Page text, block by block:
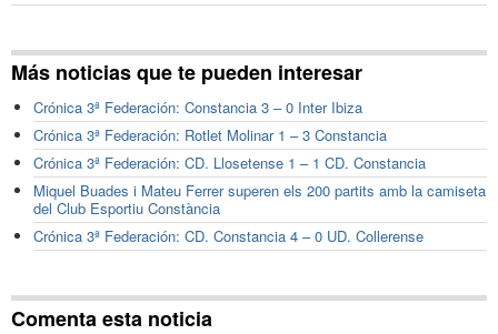
Más noticias que te pueden interesar
Crónica 3ª Federación: Constancia 3 – 0 Inter Ibiza
Crónica 3ª Federación: Rotlet Molinar 1 – 3 Constancia
Crónica 3ª Federación: CD. Llosetense 1 – 1 CD. Constancia
Miquel Buades i Mateu Ferrer superen els 200 partits amb la camiseta
del Club Esportiu Constància
Crónica 3ª Federación: CD. Constancia 4 – 0 UD. Collerense
Comenta esta noticia